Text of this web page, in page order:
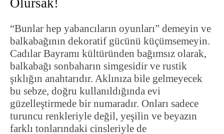
“Bunlar hep yabancıların oyunları” demeyin ve
balkabağının dekoratif gücünü küçümsemeyin.
Cadılar Bayramı kültüründen bağımsız olarak,
balkabağı sonbaharın simgesidir ve rustik
şıklığın anahtarıdır. Aklınıza bile gelmeyecek
bu sebze, doğru kullanıldığında evi
güzelleştirmede bir numaradır. Onları sadece
turuncu renkleriyle değil, yeşilin ve beyazın
farklı tonlarındaki cinsleriyle de